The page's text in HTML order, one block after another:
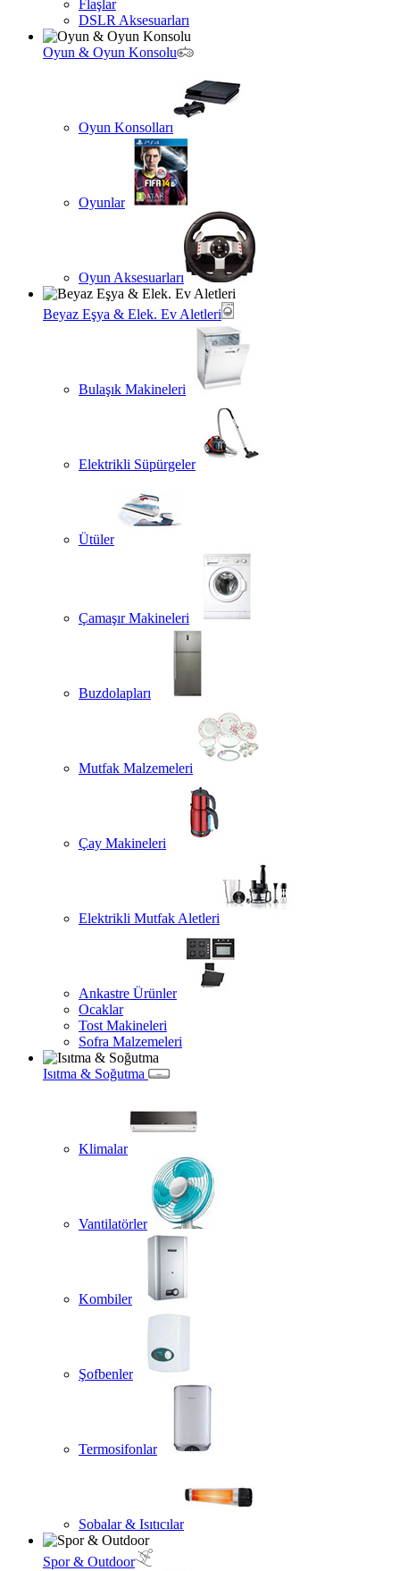
Flaşlar
DSLR Aksesuarları
Oyun & Oyun Konsolu
Oyun Konsolları
Oyunlar
Oyun Aksesuarları
Beyaz Eşya & Elek. Ev Aletleri
Bulaşık Makineleri
Elektrikli Süpürgeler
Ütüler
Çamaşır Makineleri
Buzdolapları
Mutfak Malzemeleri
Çay Makineleri
Elektrikli Mutfak Aletleri
Ankastre Ürünler
Ocaklar
Tost Makineleri
Sofra Malzemeleri
Isıtma & Soğutma
Klimalar
Vantilatörler
Kombiler
Şofbenler
Termosifonlar
Sobalar & Isıtıcılar
Spor & Outdoor